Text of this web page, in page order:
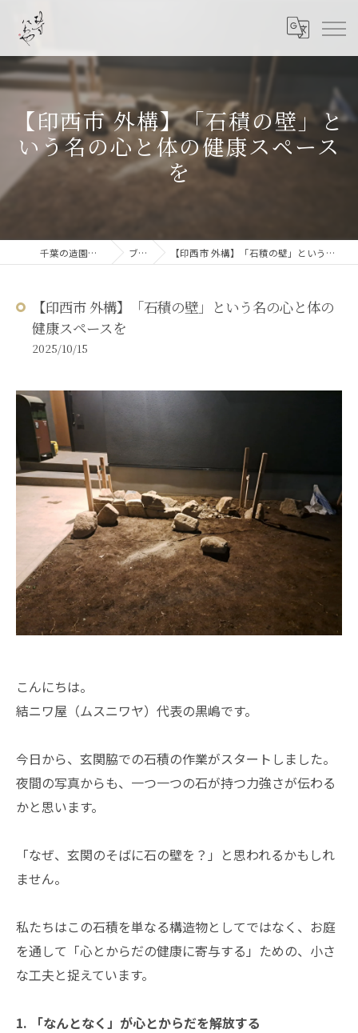
【印西市 外構】「石積の壁」と
いう名の心と体の健康スペース
を
千葉の造園なら結ニワ屋 ブログ 【印西市 外構】「石積の壁」という名の心と体の健康スペースを
【印西市 外構】「石積の壁」という名の心と体の
健康スペースを
2025/10/15
こんにちは。
結ニワ屋（ムスニワヤ）代表の黒嶋です。
今日から、玄関脇での石積の作業がスタートしました。
夜間の写真からも、一つ一つの石が持つ力強さが伝わる
かと思います。
「なぜ、玄関のそばに石の壁を？」と思われるかもしれ
ません。
私たちはこの石積を単なる構造物としてではなく、お庭
を通して「心とからだの健康に寄与する」ための、小さ
な工夫と捉えています。
1. 「なんとなく」が心とからだを解放する